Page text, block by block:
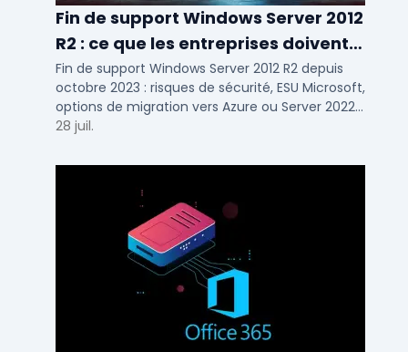
Fin de support Windows Server 2012
R2 : ce que les entreprises doivent
savoir
Fin de support Windows Server 2012 R2 depuis
octobre 2023 : risques de sécurité, ESU Microsoft,
options de migration vers Azure ou Server 2022
pour TPE, PME et ETI.
28 juil.